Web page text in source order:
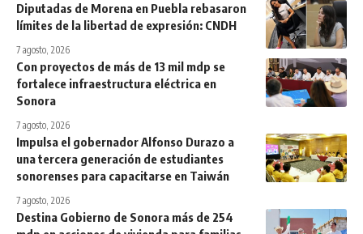
Diputadas de Morena en Puebla rebasaron
límites de la libertad de expresión: CNDH
7 agosto, 2026
Con proyectos de más de 13 mil mdp se
fortalece infraestructura eléctrica en
Sonora
7 agosto, 2026
Impulsa el gobernador Alfonso Durazo a
una tercera generación de estudiantes
sonorenses para capacitarse en Taiwán
7 agosto, 2026
Destina Gobierno de Sonora más de 254